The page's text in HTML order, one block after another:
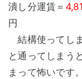
潰し分運賃＝
円
結構使ってし
と通ってしまう
まって怖いです。